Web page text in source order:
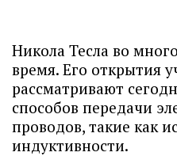
Никола Тесла во
время. Его открытия
рассматривают
способов передачи
проводов, такие как
индуктивности.